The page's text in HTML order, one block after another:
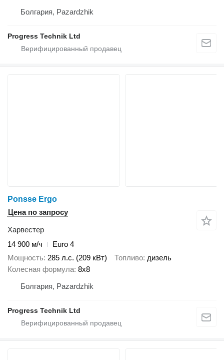
Болгария, Pazardzhik
Progress Technik Ltd
Ponsse Ergo
Цена по запросу
Харвестер
14 900 м/ч
Euro 4
Мощность 285 л.с. (209 кВт) Топливо дизель
Колесная формула 8x8
Болгария, Pazardzhik
Progress Technik Ltd